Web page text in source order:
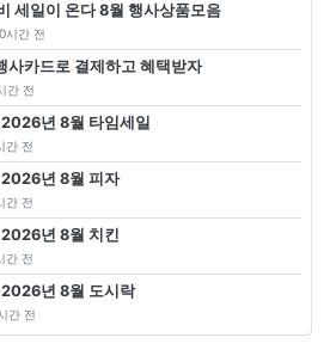
세일이 온다 8월 행사상품모음
시간 전
사카드로 결제하고 혜택받자
간 전
년 8월 타임세일
간 전
년 8월 피자
간 전
년 8월 치킨
간 전
년 8월 도시락
간 전